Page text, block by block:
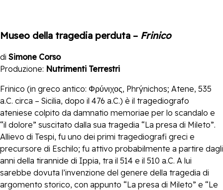
Museo della tragedia perduta – Frinico
di Simone Corso
Produzione: Nutrimenti Terrestri
Frinico (in greco antico: Φρύνιχος, Phrýnichos; Atene, 535
a.C. circa – Sicilia, dopo il 476 a.C.) è il tragediografo
ateniese colpito da damnatio memoriae per lo scandalo e
“il dolore” suscitato dalla sua tragedia “La presa di Mileto”.
Allievo di Tespi, fu uno dei primi tragediografi greci e
precursore di Eschilo; fu attivo probabilmente a partire dagli
anni della tirannide di Ippia, tra il 514 e il 510 a.C. A lui
sarebbe dovuta l’invenzione del genere della tragedia di
argomento storico, con appunto “La presa di Mileto” e “Le